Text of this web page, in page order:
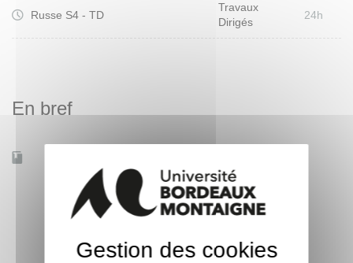
Russe S4 - TD
Travaux
Dirigés
24h
En bref
Gestion des cookies